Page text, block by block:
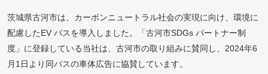
茨城県古河市は、カーボンニュートラル社会の実現に向け、環境に
配慮したEV バスを導入しました。「古河市SDGs パートナー制
度」に登録している当社は、古河市の取り組みに賛同し、2024年6
月1日より同バスの車体広告に協賛しています。